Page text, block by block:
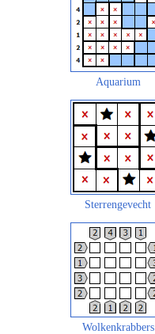
Aquarium
Sterrengevecht
Wolkenkrabbers